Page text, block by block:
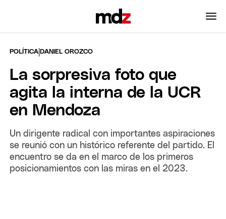
POLÍTICA |DANIEL OROZCO
La sorpresiva foto que
agita la interna de la UCR
en Mendoza
Un dirigente radical con importantes aspiraciones
se reunió con un histórico referente del partido. El
encuentro se da en el marco de los primeros
posicionamientos con las miras en el 2023.